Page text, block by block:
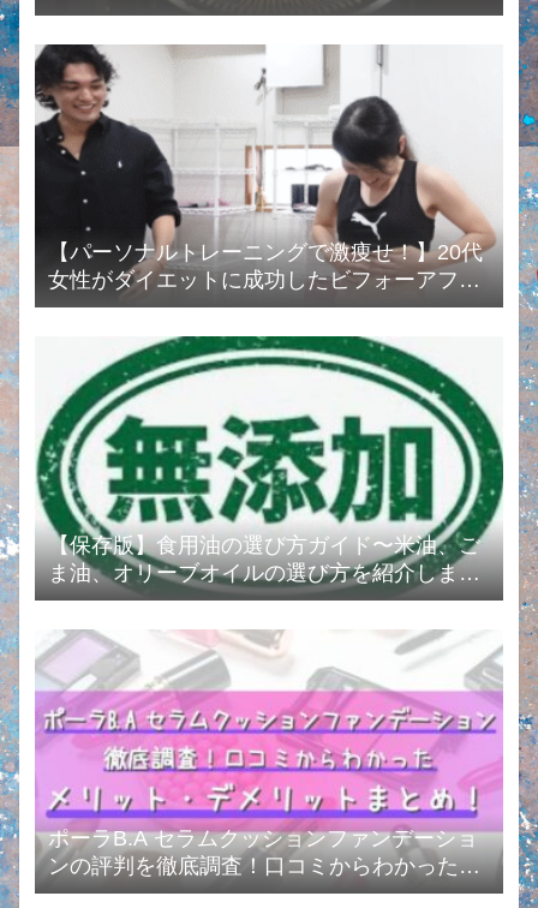
【パーソナルトレーニングで激痩せ！】20代
女性がダイエットに成功したビフォーアフタ
ーまとめ
【保存版】食用油の選び方ガイド〜米油、ご
ま油、オリーブオイルの選び方を紹介します
❗️〜
ポーラB.A セラムクッションファンデーショ
ンの評判を徹底調査！口コミからわかったメ
リット・デメリットまとめ！